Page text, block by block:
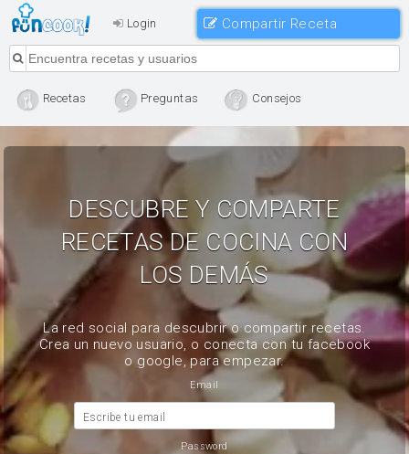
Login
Recetas Preguntas Consejos
DESCUBRE Y COMPARTE
RECETAS DE COCINA CON
LOS DEMÁS
La red social para descubrir o compartir recetas.
Crea un nuevo usuario, o conecta con tu facebook
o google, para empezar.
Email
Escribe tu email
Password
Compartir Receta